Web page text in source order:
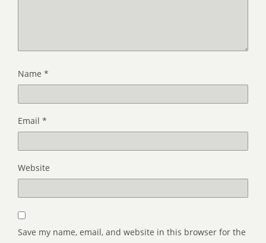
Name *
Email *
Website
Save my name, email, and website in this browser for the